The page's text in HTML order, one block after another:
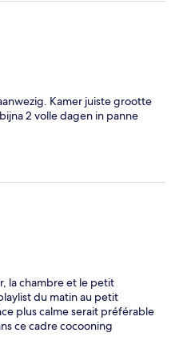
Kamer juiste grootte
2 volle dagen in panne
la chambre et le petit
du matin au petit
plus calme serait préférable
ce cadre cocooning